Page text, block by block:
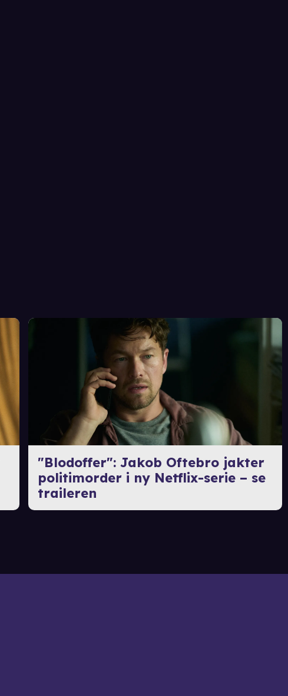
"Blodoffer": Jakob Oftebro jakter
politimorder i ny Netflix-serie – se
traileren